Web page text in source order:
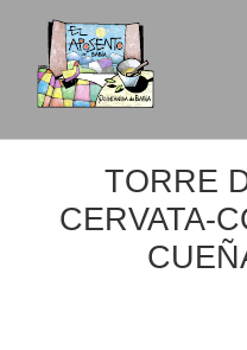
TORRE
CERVATA-